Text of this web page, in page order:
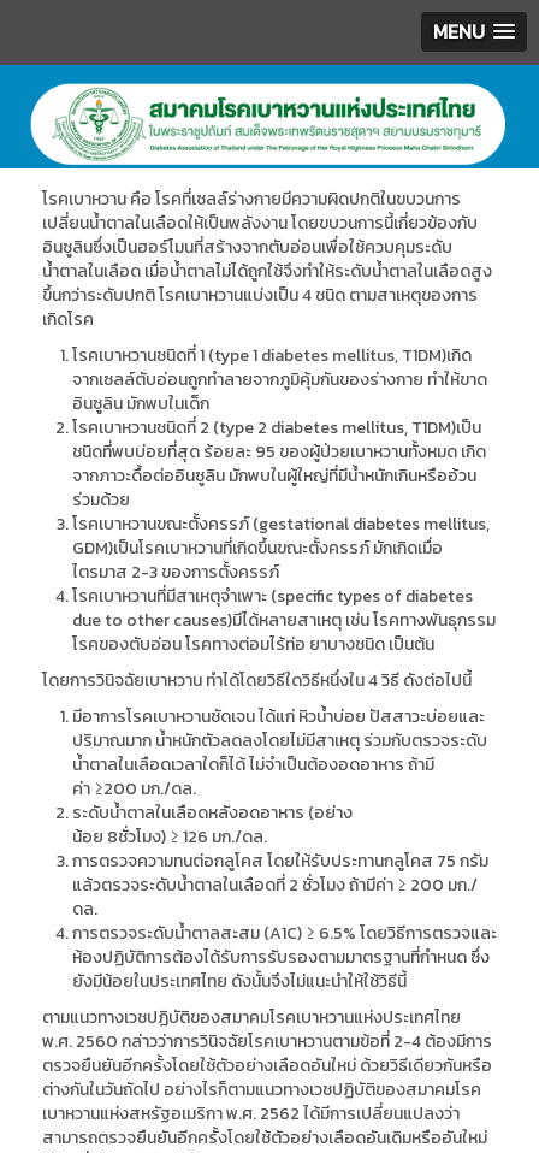
MENU
.
โรคเบาหวาน คือ โรคที่เซลล์ร่างกายมีความผิดปกติในขบวนการ
เปลี่ยนน้ำตาลในเลือดให้เป็นพลังงาน โดยขบวนการนี้เกี่ยวข้องกับ
อินซูลินซึ่งเป็นฮอร์โมนที่สร้างจากตับอ่อนเพื่อใช้ควบคุมระดับ
น้ำตาลในเลือด เมื่อน้ำตาลไม่ได้ถูกใช้จึงทำให้ระดับน้ำตาลในเลือดสูง
ขึ้นกว่าระดับปกติ โรคเบาหวานแบ่งเป็น4ชนิด ตามสาเหตุของการ
เกิดโรค
โรคเบาหวานชนิดที่1 (type 1 diabetes mellitus, T1DM)เกิด
จากเซลล์ตับอ่อนถูกทำลายจากภูมิคุ้มกันของร่างกาย ทำให้ขาด
อินซูลิน มักพบในเด็ก
โรคเบาหวานชนิดที่2 (type 2 diabetes mellitus, T1DM)เป็น
ชนิดที่พบบ่อยที่สุด ร้อยละ95 ของผู้ป่วยเบาหวานทั้งหมด เกิด
จากภาวะดื้อต่ออินซูลิน มักพบในผู้ใหญ่ที่มีน้ำหนักเกินหรืออ้วน
ร่วมด้วย
โรคเบาหวานขณะตั้งครรภ์(gestational diabetes mellitus,
GDM)เป็นโรคเบาหวานที่เกิดขึ้นขณะตั้งครรภ์ มักเกิดเมื่อ
ไตรมาส 2-3ของการตั้งครรภ์
โรคเบาหวานที่มีสาเหตุจำเพาะ(specific types of diabetes
due to other causes)มีได้หลายสาเหตุ เช่น โรคทางพันธุกรรม
โรคของตับอ่อน โรคทางต่อมไร้ท่อ ยาบางชนิด เป็นต้น
โดยการวินิจฉัยเบาหวาน ทำได้โดยวิธีใดวิธีหนึ่งใน4วิธี ดังต่อไปนี้
มีอาการโรคเบาหวานชัดเจน ได้แก่ หิวน้ำบ่อย ปัสสาวะบ่อยและ
ปริมาณมาก น้ำหนักตัวลดลงโดยไม่มีสาเหตุ ร่วมกับตรวจระดับ
น้ำตาลในเลือดเวลาใดก็ได้ ไม่จำเป็นต้องอดอาหาร ถ้ามี
ค่า ≥200 มก./ดล.
ระดับน้ำตาลในเลือดหลังอดอาหาร (อย่าง
น้อย 8ชั่วโมง) ≥ 126 มก./ดล.
การตรวจความทนต่อกลูโคส โดยให้รับประทานกลูโคส 75กรัม
แล้วตรวจระดับน้ำตาลในเลือดที่2 ชั่วโมง ถ้ามีค่า ≥ 200 มก./
ดล.
การตรวจระดับน้ำตาลสะสม(A1C) ≥ 6.5%โดยวิธีการตรวจและ
ห้องปฏิบัติการต้องได้รับการรับรองตามมาตรฐานที่กำหนด ซึ่ง
ยังมีน้อยในประเทศไทย ดังนั้นจึงไม่แนะนำให้ใช้วิธีนี้
ตามแนวทางเวชปฏิบัติของสมาคมโรคเบาหวานแห่งประเทศไทย
พ.ศ.2560กล่าวว่าการวินิจฉัยโรคเบาหวานตามข้อที่2-4ต้องมีการ
ตรวจยืนยันอีกครั้งโดยใช้ตัวอย่างเลือดอันใหม่ ด้วยวิธีเดียวกันหรือ
ต่างกันในวันถัดไป อย่างไรก็ตามแนวทางเวชปฏิบัติของสมาคมโรค
เบาหวานแห่งสหรัฐอเมริกา พ.ศ.2562ได้มีการเปลี่ยนแปลงว่า
สามารถตรวจยืนยันอีกครั้งโดยใช้ตัวอย่างเลือดอันเดิมหรืออันใหม่